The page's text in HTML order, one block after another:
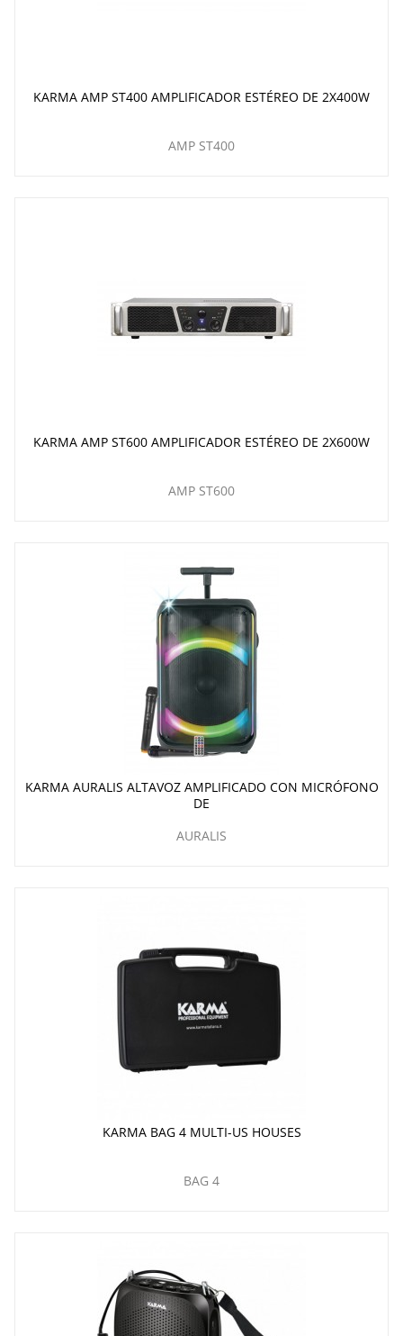
KARMA AMP ST400 AMPLIFICADOR ESTÉREO DE 2X400W
AMP ST400
KARMA AMP ST600 AMPLIFICADOR ESTÉREO DE 2X600W
AMP ST600
KARMA AURALIS ALTAVOZ AMPLIFICADO CON MICRÓFONO
DE
AURALIS
KARMA BAG 4 MULTI-US HOUSES
BAG 4